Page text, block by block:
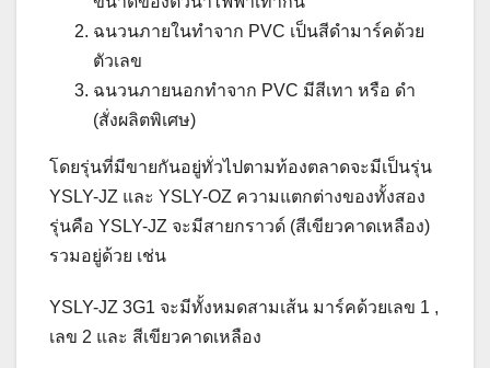
ฉนวนภายในทำจาก PVC เป็นสีดำมาร์คด้วย
ตัวเลข
ฉนวนภายนอกทำจาก PVC มีสีเทา หรือ ดำ
(สั่งผลิตพิเศษ)
โดยรุ่นที่มีขายกันอยู่ทั่วไปตามท้องตลาดจะมีเป็นรุ่น
YSLY-JZ และ YSLY-OZ ความแตกต่างของทั้งสอง
รุ่นคือ YSLY-JZ จะมีสายกราวด์ (สีเขียวคาดเหลือง)
รวมอยู่ด้วย เช่น
YSLY-JZ 3G1 จะมีทั้งหมดสามเส้น มาร์คด้วยเลข 1 ,
เลข 2 และ สีเขียวคาดเหลือง